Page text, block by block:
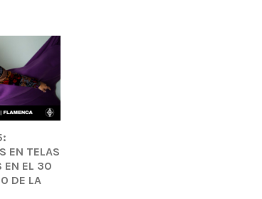
EN TELAS
EN EL 30
DE LA